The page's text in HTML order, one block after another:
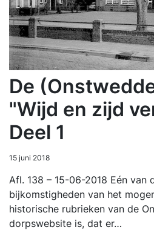
De
"Wijd en zijd
Deel 1
15 juni 2018
Afl. 138 – 15-06-2018 Eén van
bijkomstigheden van het
historische rubrieken van de
dorpswebsite is, dat er…